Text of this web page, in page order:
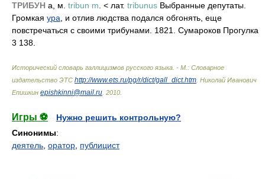
ТРИБУН а, м. tribun m . < лат. tribunus Выбранные депутаты.
Громкая ура , и отлив людства подался обгонять, еще
повстречаться с своими трибунами. 1821. Сумароков Прогулка
3 138.
Исторический словарь галлицизмов русского языка. - М.: Словарное
издательство ЭТС http://www.ets.ru/pg/r/dict/gall_dict.htm Николай Иванович
Епишкин epishkinni@mail.ru 2010
Игры ⚽
Нужно решить контрольную?
Синонимы:
деятель оратор публицист